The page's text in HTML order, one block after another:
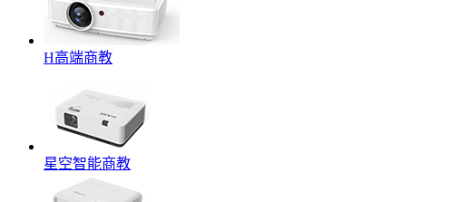
H高端商教
星空智能商教